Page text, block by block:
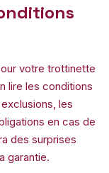
votre trottinette
lire les conditions
les
en cas de
des surprises
garantie.